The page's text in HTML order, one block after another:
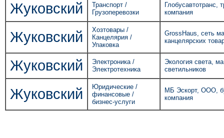
Жуковский
Транспорт /
Грузоперевозки
Глобусавтотранс,
компания
Жуковский
Хозтовары /
Канцелярия /
Упаковка
GrossHaus, сеть
канцелярских
Жуковский
Электроника /
Электротехника
Экология света,
светильников
Жуковский
Юридические /
финансовые /
бизнес-услуги
МБ Эскорт, ООО,
компания